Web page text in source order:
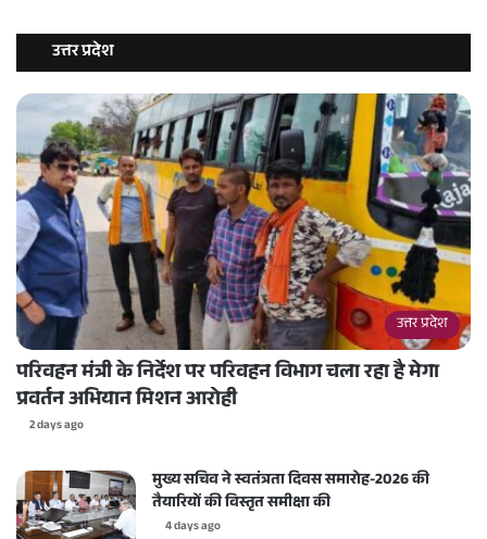
उत्तर प्रदेश
उत्तर प्रदेश
परिवहन मंत्री के निर्देश पर परिवहन विभाग चला रहा है मेगा
प्रवर्तन अभियान मिशन आरोही
2 days ago
मुख्य सचिव ने स्वतंत्रता दिवस समारोह-2026 की
तैयारियों की विस्तृत समीक्षा की
4 days ago